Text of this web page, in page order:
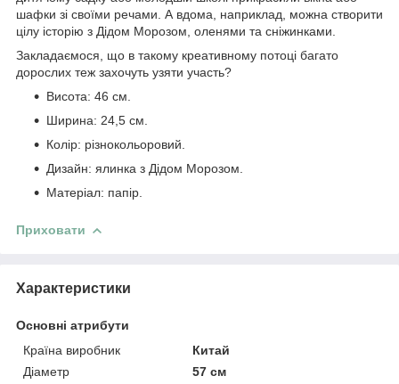
шафки зі своїми речами. А вдома, наприклад, можна створити
цілу історію з Дідом Морозом, оленями та сніжинками.
Закладаємося, що в такому креативному потоці багато
дорослих теж захочуть узяти участь?
Висота: 46 см.
Ширина: 24,5 см.
Колір: різнокольоровий.
Дизайн: ялинка з Дідом Морозом.
Матеріал: папір.
Приховати
Характеристики
Основні атрибути
Країна виробник
Китай
Діаметр
57 см